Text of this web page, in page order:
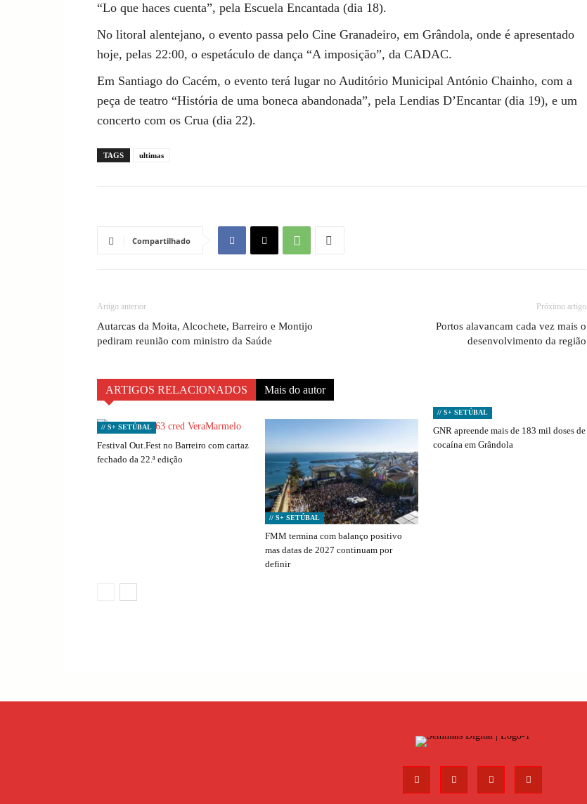
“Lo que haces cuenta”, pela Escuela Encantada (dia 18).
No litoral alentejano, o evento passa pelo Cine Granadeiro, em Grândola, onde é apresentado
hoje, pelas 22:00, o espetáculo de dança “A imposição”, da CADAC.
Em Santiago do Cacém, o evento terá lugar no Auditório Municipal António Chainho, com a
peça de teatro “História de uma boneca abandonada”, pela Lendias D’Encantar (dia 19), e um
concerto com os Crua (dia 22).
TAGS ultimas
Compartilhado
Artigo anterior
Autarcas da Moita, Alcochete, Barreiro e Montijo
pediram reunião com ministro da Saúde
Próximo artigo
Portos alavancam cada vez mais o
desenvolvimento da região
ARTIGOS RELACIONADOS Mais do autor
// S+ SETÚBAL
Festival Out.Fest no Barreiro com cartaz
fechado da 22.ª edição
// S+ SETÚBAL
FMM termina com balanço positivo
mas datas de 2027 continuam por
definir
// S+ SETÚBAL
GNR apreende mais de 183 mil doses de
cocaína em Grândola